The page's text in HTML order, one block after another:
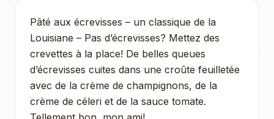
Pâté aux écrevisses – un classique de la
Louisiane – Pas d’écrevisses? Mettez des
crevettes à la place! De belles queues
d’écrevisses cuites dans une croûte feuilletée
avec de la crème de champignons, de la
crème de céleri et de la sauce tomate.